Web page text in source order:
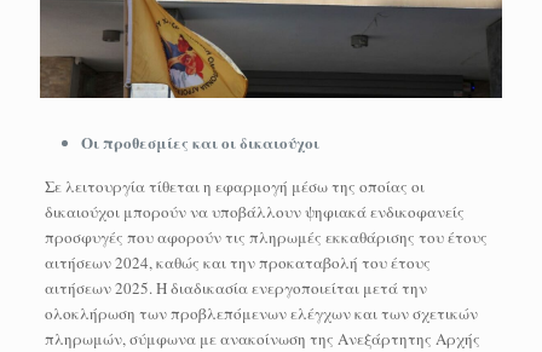
Οι προθεσμίες και οι δικαιούχοι
Σε λειτουργία τίθεται η εφαρμογή μέσω της οποίας οι
δικαιούχοι μπορούν να υποβάλλουν ψηφιακά ενδικοφανείς
προσφυγές που αφορούν τις πληρωμές εκκαθάρισης του έτους
αιτήσεων 2024, καθώς και την προκαταβολή του έτους
αιτήσεων 2025. Η διαδικασία ενεργοποιείται μετά την
ολοκλήρωση των προβλεπόμενων ελέγχων και των σχετικών
πληρωμών, σύμφωνα με ανακοίνωση της Ανεξάρτητης Αρχής